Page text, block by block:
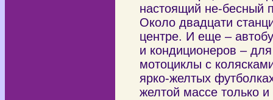
настоящий не-бесный
Около двадцати
центре. И еще –
и кондиционеров –
мотоциклы с
ярко-желтых
желтой массе только